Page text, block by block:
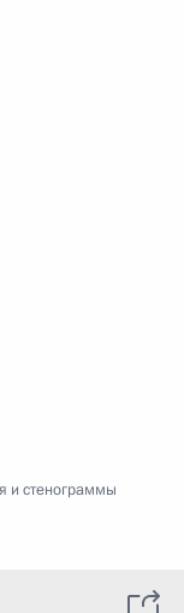
и стенограммы